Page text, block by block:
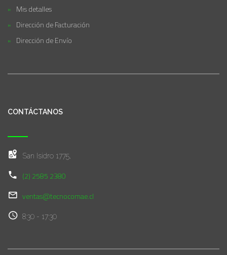
Mis detalles
Dirección de Facturación
Dirección de Envío
CONTÁCTANOS
San Isidro 1775,
(2) 2585 2380
ventas@tecnocomae.cl
8:30 - 17:30